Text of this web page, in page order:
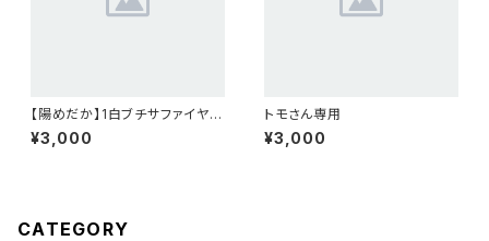
【陽めだか】1白ブチサファイヤ
2ペア 【現物】
¥3,000
トモさん専用
¥3,000
CATEGORY